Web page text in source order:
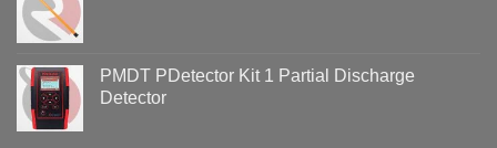
PMDT PDetector Kit 1 Partial Discharge
Detector